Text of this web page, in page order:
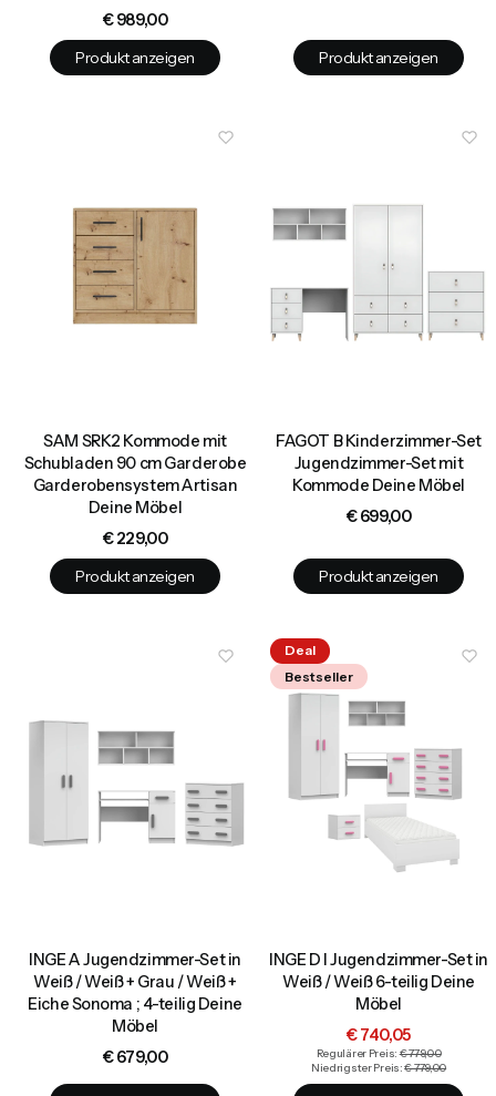
Preis
€ 989,00
Produkt anzeigen
Produkt anzeigen
SAM SRK2 Kommode mit
Schubladen 90 cm Garderobe
Garderobensystem Artisan
Deine Möbel
Preis
€ 229,00
Produkt anzeigen
FAGOT B Kinderzimmer-Set
Jugendzimmer-Set mit
Kommode Deine Möbel
Preis
€ 699,00
Produkt anzeigen
INGE A Jugendzimmer-Set in
Weiß / Weiß + Grau / Weiß +
Eiche Sonoma ; 4-teilig Deine
Möbel
Preis
€ 679,00
Deal
Bestseller
INGE D I Jugendzimmer-Set in
Weiß / Weiß 6-teilig Deine
Möbel
Aktionspreis
€ 740,05
Regulärer Preis: € 779,00
Niedrigster Preis: € 779,00